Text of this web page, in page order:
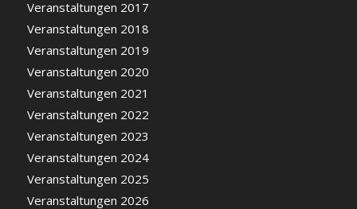
Veranstaltungen 2017
Veranstaltungen 2018
Veranstaltungen 2019
Veranstaltungen 2020
Veranstaltungen 2021
Veranstaltungen 2022
Veranstaltungen 2023
Veranstaltungen 2024
Veranstaltungen 2025
Veranstaltungen 2026